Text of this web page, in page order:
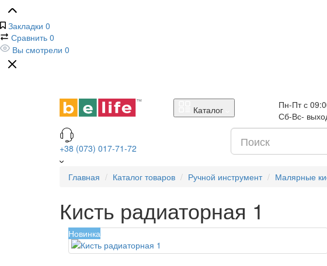
Закладки 0
Сравнить 0
Вы смотрели 0
Каталог
Пн-Пт с
Сб-Вс-
+38 (073) 017-71-72
Главная Каталог товаров Ручной инструмент Малярные
Кисть радиаторная 1
Новинка